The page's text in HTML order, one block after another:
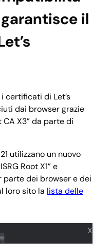
il
certificati di Let’s
dai browser grazie
CA X3” da parte di
utilizzano un nuovo
ISRG Root X1” e
dei browser e dei
loro sito la lista delle